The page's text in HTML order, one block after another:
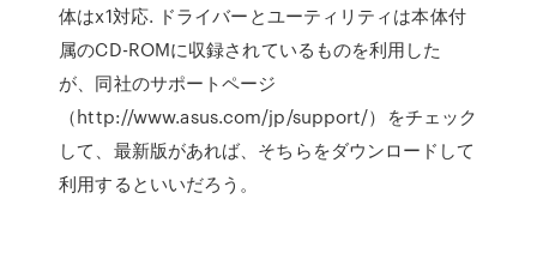
体はx1対応. ドライバーとユーティリティは本体付
属のCD-ROMに収録されているものを利用した
が、同社のサポートページ
（http://www.asus.com/jp/support/）をチェック
して、最新版があれば、そちらをダウンロードして
利用するといいだろう。